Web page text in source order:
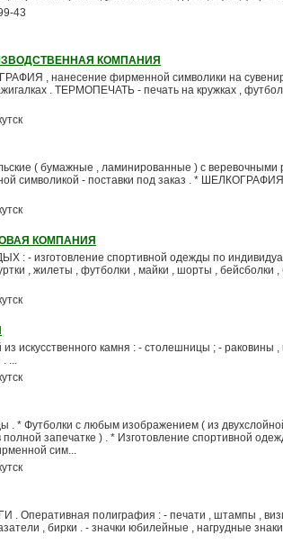
43
КОМПАНИЯ
, нанесение фирменной символики на
. ТЕРМОПЕЧАТЬ - печать на кружках ,
( бумажные , ламинированные ) с
символикой - поставки под заказ . *
КОМПАНИЯ
: - изготовление спортивной одежды по
, жилеты , футболки , майки , шорты , бейсболки
искусственного камня : - столешницы ; - раковины
. ...
. * Футболки с любым изображением ( из
запечатке ) . * Изготовление спортивной
сим...
Оперативная полиграфия : - печати , штампы ,
, бирки . - значки юбилейные , нагрудные